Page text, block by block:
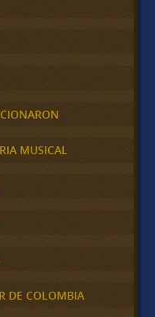
MUSICAL
DE COLOMBIA